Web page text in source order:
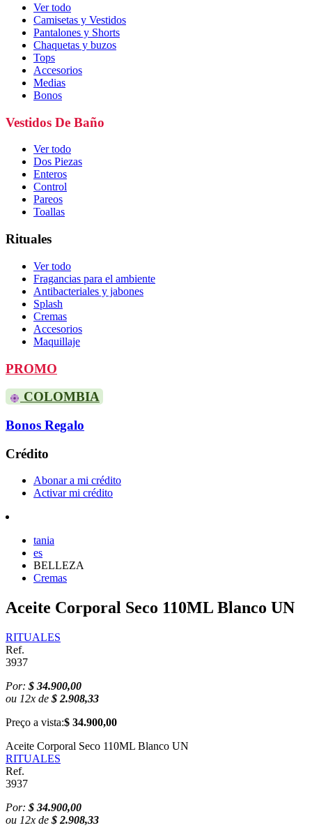
Ver todo
Camisetas y Vestidos
Pantalones y Shorts
Chaquetas y buzos
Tops
Accesorios
Medias
Bonos
Vestidos De Baño
Ver todo
Dos Piezas
Enteros
Control
Pareos
Toallas
Rituales
Ver todo
Fragancias para el ambiente
Antibacteriales y jabones
Splash
Cremas
Accesorios
Maquillaje
PROMO
COLOMBIA
Bonos Regalo
Crédito
Abonar a mi crédito
Activar mi crédito
tania
es
BELLEZA
Cremas
Aceite Corporal Seco 110ML Blanco UN
RITUALES
Ref.
3937
Por: $ 34.900,00
ou 12x de $ 2.908,33
Preço a vista:$ 34.900,00
Aceite Corporal Seco 110ML Blanco UN
RITUALES
Ref.
3937
Por: $ 34.900,00
ou 12x de $ 2.908,33